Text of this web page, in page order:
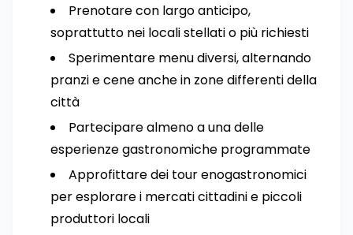
Prenotare con largo anticipo,
soprattutto nei locali stellati o più richiesti
Sperimentare menu diversi, alternando
pranzi e cene anche in zone differenti della
città
Partecipare almeno a una delle
esperienze gastronomiche programmate
Approfittare dei tour enogastronomici
per esplorare i mercati cittadini e piccoli
produttori locali